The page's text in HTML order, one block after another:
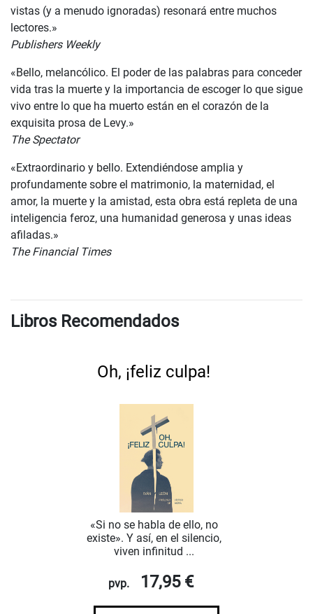
vistas (y a menudo ignoradas) resonará entre muchos
lectores.»
Publishers Weekly
«Bello, melancólico. El poder de las palabras para conceder
vida tras la muerte y la importancia de escoger lo que sigue
vivo entre lo que ha muerto están en el corazón de la
exquisita prosa de Levy.»
The Spectator
«Extraordinario y bello. Extendiéndose amplia y
profundamente sobre el matrimonio, la maternidad, el
amor, la muerte y la amistad, esta obra está repleta de una
inteligencia feroz, una humanidad generosa y unas ideas
afiladas.»
The Financial Times
Libros Recomendados
Oh, ¡feliz culpa!
«Si no se habla de ello, no
existe». Y así, en el silencio,
viven infinitud ...
pvp. 17,95 €